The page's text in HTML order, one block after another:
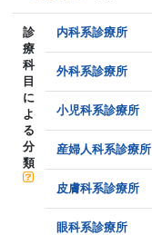
診
療
科
目
に
よ
る
分
類
内科系診療所
外科系診療所
小児科系診療所
産婦人科系診療所
皮膚科系診療所
眼科系診療所